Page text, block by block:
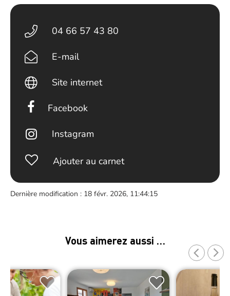
04 66 57 43 80
E-mail
Site internet
Facebook
Instagram
Ajouter au carnet
Dernière modification : 18 févr. 2026, 11:44:15
Vous aimerez aussi …